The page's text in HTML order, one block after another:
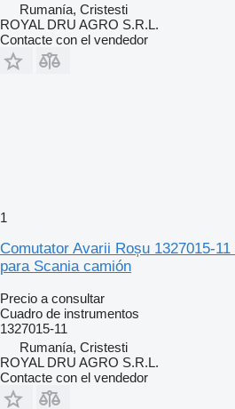
Rumanía, Cristesti
ROYAL DRU AGRO S.R.L.
Contacte con el vendedor
1
Comutator Avarii Roșu 1327015-
para Scania camión
Precio a consultar
Cuadro de instrumentos
1327015-11
Rumanía, Cristesti
ROYAL DRU AGRO S.R.L.
Contacte con el vendedor